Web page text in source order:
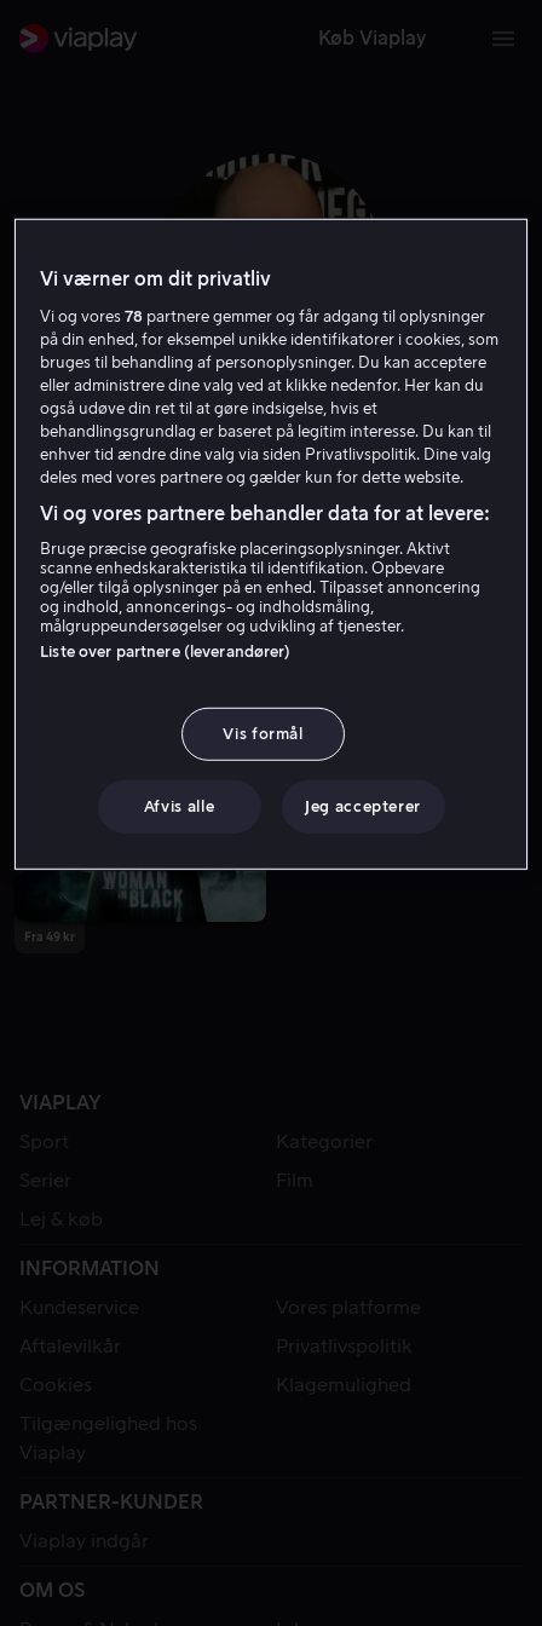
Køb Viaplay
James Watkins
Fra 49 kr
VIAPLAY
Sport
Kategorier
Serier
Film
Lej & køb
INFORMATION
Kundeservice
Vores platforme
Aftalevilkår
Privatlivspolitik
Cookies
Klagemulighed
Tilgængelighed hos
Viaplay
PARTNER-KUNDER
Viaplay indgår
OM OS
Vi værner om dit privatliv
Vi og vores78 partnere gemmer og får adgang til oplysninger
på din enhed, for eksempel unikke identifikatorer i cookies, som
bruges til behandling af personoplysninger. Du kan acceptere
eller administrere dine valg ved at klikke nedenfor. Her kan du
også udøve din ret til at gøre indsigelse, hvis et
behandlingsgrundlag er baseret på legitim interesse. Du kan til
enhver tid ændre dine valg via siden Privatlivspolitik. Dine valg
deles med vores partnere og gælder kun for dette website.
Vi og vores partnere behandler data for at levere:
Bruge præcise geografiske placeringsoplysninger. Aktivt
scanne enhedskarakteristika til identifikation. Opbevare
og/eller tilgå oplysninger på en enhed. Tilpasset annoncering
og indhold, annoncerings- og indholdsmåling,
målgruppeundersøgelser og udvikling af tjenester.
Liste over partnere (leverandører)
Vis formål
Afvis alle Jeg accepterer